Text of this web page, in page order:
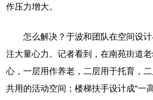
作压力增大。
怎么解决？于波和团队在空间设
注大量心力。记者看到，在南苑街道
心，一层用作养老，二层用于托育，
共用的活动空间；楼梯扶手设计成“一